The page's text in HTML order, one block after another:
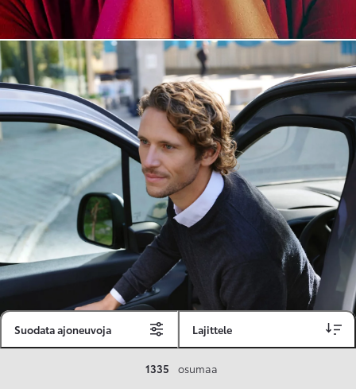
Suodata ajoneuvoja Lajittele
1335 osumaa